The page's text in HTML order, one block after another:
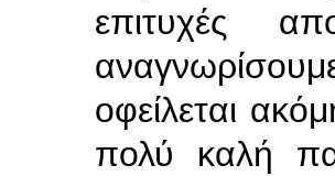
επιτυχές
οφείλεται
πολύ καλή